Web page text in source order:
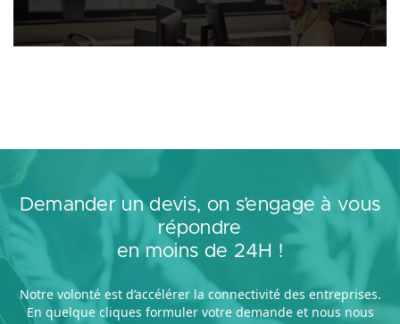
Demander un devis, on s’engage à vous
répondre
en moins de 24H !
Notre volonté est d’accélérer la connectivité des entreprises.
En quelque cliques formuler votre demande et nous nous